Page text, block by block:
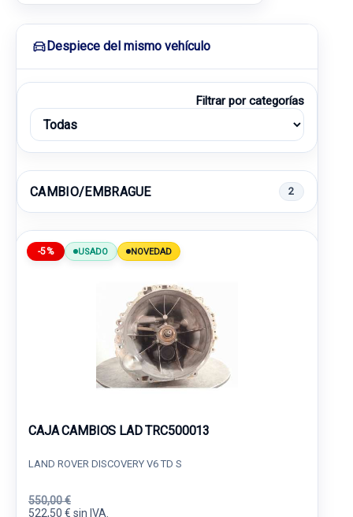
Despiece del mismo vehículo
Filtrar por categorías
CAMBIO/EMBRAGUE 2
-5% USADO NOVEDAD
CAJA CAMBIOS LAD TRC500013
LAND ROVER DISCOVERY V6 TD S
550,00 €
522,50 € sin IVA.